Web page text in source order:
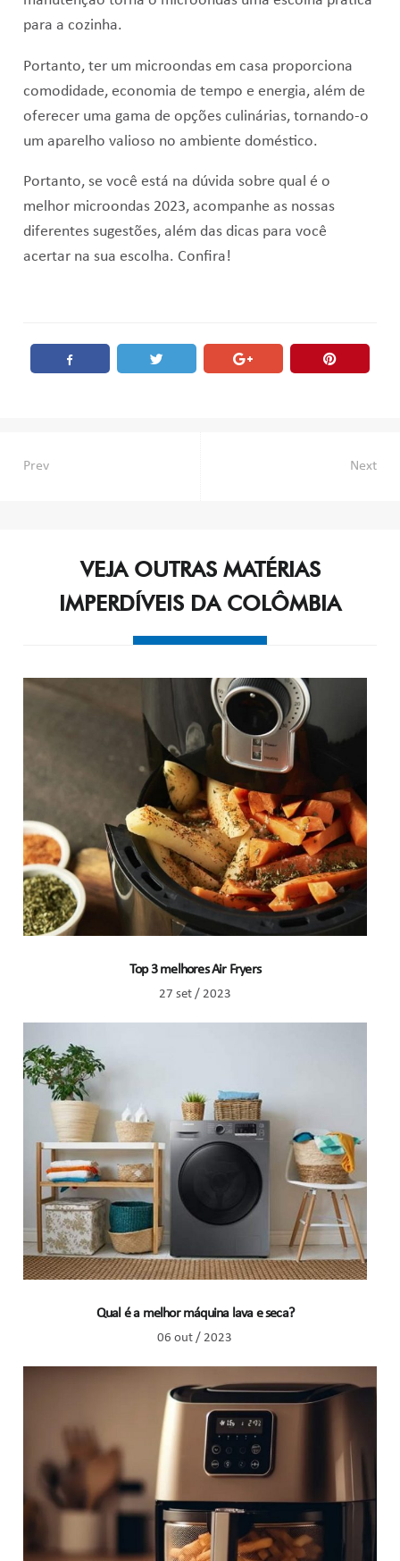
para a cozinha.
Portanto, ter um microondas em casa proporciona
comodidade, economia de tempo e energia, além de
oferecer uma gama de opções culinárias, tornando-o
um aparelho valioso no ambiente doméstico.
Portanto, se você está na dúvida sobre qual é o
melhor microondas 2023, acompanhe as nossas
diferentes sugestões, além das dicas para você
acertar na sua escolha. Confira!
Navegação
Prev Next
VEJA OUTRAS MATÉRIAS
IMPERDÍVEIS DA COLÔMBIA
Top 3 melhores Air Fryers
27 set / 2023
Qual é a melhor máquina lava e seca?
06 out / 2023